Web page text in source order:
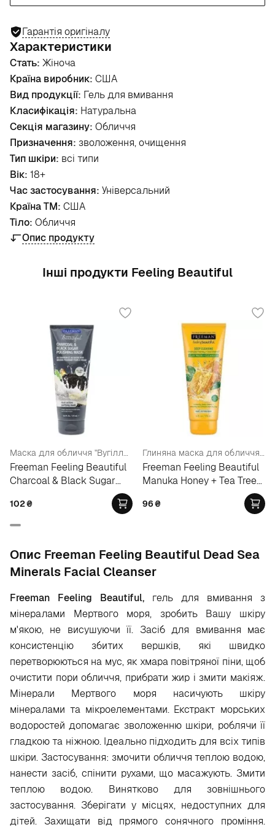
Гарантія оригіналу
Характеристики
Стать: Жіноча
Країна виробник: США
Вид продукції: Гель для вмивання
Класифікація: Натуральна
Секція магазину: Обличчя
Призначення: зволоження, очищення
Тип шкіри: всі типи
Вік: 18+
Час застосування: Універсальний
Країна ТМ: США
Тіло: Обличчя
Опис продукту
Інші продукти Feeling Beautiful
Маска для обличчя "Вугілля - чорний цукор"
Freeman Feeling Beautiful
Charcoal & Black Sugar
102₴
Глиняна маска для обличчя "Мед Манука та олія чайного дерева"
Freeman Feeling Beautiful
Manuka Honey + Tea Tree
96₴
Опис Freeman Feeling Beautiful Dead Sea
Minerals Facial Cleanser
Freeman Feeling Beautiful, гель для вмивання з
мінералами Мертвого моря, зробить Вашу шкіру
м'якою, не висушуючи її. Засіб для вмивання має
консистенцію збитих вершків, які швидко
перетворюються на мус, як хмара повітряної піни, щоб
очистити пори обличчя, прибрати жир і змити макіяж.
Мінерали Мертвого моря насичують шкіру
мінералами та мікроелементами. Екстракт морських
водоростей допомагає зволоженню шкіри, роблячи її
гладкою та ніжною. Ідеально підходить для всіх типів
шкіри. Застосування: змочити обличчя теплою водою,
нанести засіб, спінити рухами, що масажують. Змити
теплою водою. Винятково для зовнішнього
застосування. Зберігати у місцях, недоступних для
дітей. Захищати від прямого сонячного проміння.